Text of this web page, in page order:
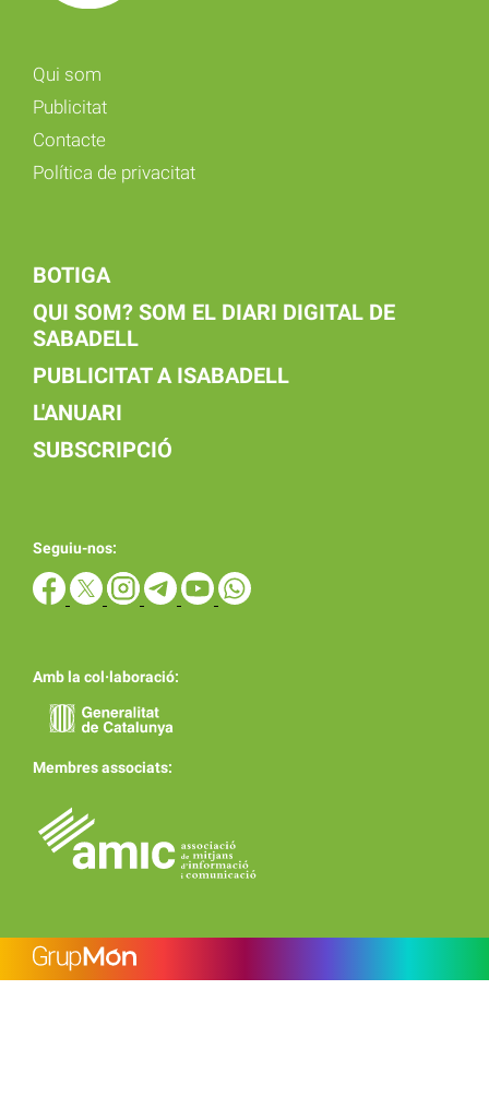
Qui som
Publicitat
Contacte
Política de privacitat
BOTIGA
QUI SOM? SOM EL DIARI DIGITAL DE
SABADELL
PUBLICITAT A ISABADELL
L'ANUARI
SUBSCRIPCIÓ
Seguiu-nos:
Amb la col·laboració:
Membres associats: